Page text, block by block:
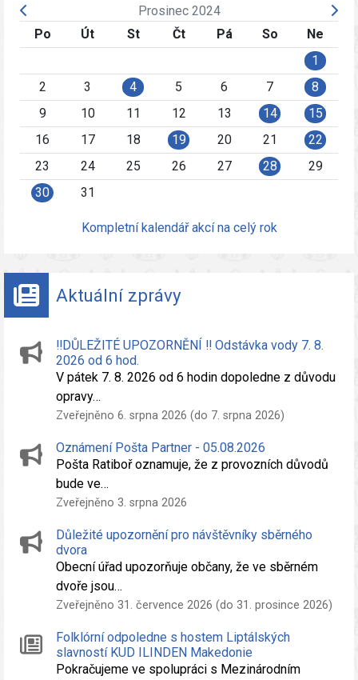
Prosinec 2024
Po
Út St Čt Pá So
Ne
1
2
3 4 5 6 7
8
9
10 11 12 13 14
15
16
17 18 19 20 21
22
23
24 25 26 27 28
29
30
31
Kompletní kalendář akcí na celý rok
Aktuální zprávy
‼️DŮLEŽITÉ UPOZORNĚNÍ ‼️ Odstávka vody 7. 8.
2026 od 6 hod.
V pátek 7. 8. 2026 od 6 hodin dopoledne z důvodu
opravy…
Zveřejněno 6. srpna 2026 (do 7. srpna 2026)
Oznámení Pošta Partner - 05.08.2026
Pošta Ratiboř oznamuje, že z provozních důvodů
bude ve…
Zveřejněno 3. srpna 2026
Důležité upozornění pro návštěvníky sběrného
dvora
Obecní úřad upozorňuje občany, že ve sběrném
dvoře jsou…
Zveřejněno 31. července 2026 (do 31. prosince 2026)
Folklórní odpoledne s hostem Liptálských
slavností KUD ILINDEN Makedonie
Pokračujeme ve spolupráci s Mezinárodním